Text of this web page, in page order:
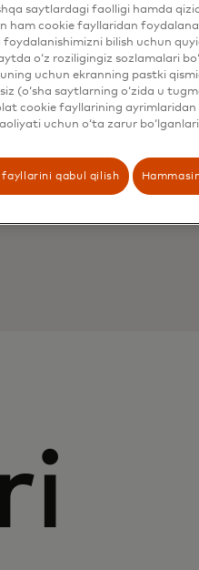
auditoriya
mahsulot
e'tiborini
dinamik ravishda
mahsulotlar va
saytlardagi faolligi hamda
ham cookie fayllaridan
foydalanishimizni bilish uchun
o‘z roziligingiz sozlamalari
uchun ekranning pastki
(o‘sha saytlarning o‘zida u
cookie fayllarining ayrimlaridan
uchun o‘ta zarur
fayllarini qabul qilish